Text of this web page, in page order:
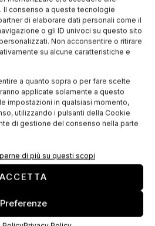
consenso a queste tecnologie
di elaborare dati personali come il
o gli ID univoci su questo sito
Non acconsentire o ritirare
su alcune caratteristiche e
a quanto sopra o per fare scelte
applicate solamente a questo
impostazioni in qualsiasi momento,
utilizzando i pulsanti della Cookie
di gestione del consenso nella parte
di più su questi scopi
ACCETTA
Preferenze
dell’etichetta made
collaborazione di sistema
Shanghai che si terrà nella
ottobre 2015 alNational
Center , in un padiglione
Unica China.